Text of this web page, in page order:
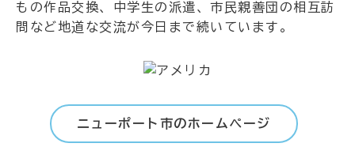
もの作品交換、中学生の派遣、市民親善団の相互訪
問など地道な交流が今日まで続いています。
ニューポート市のホームページ